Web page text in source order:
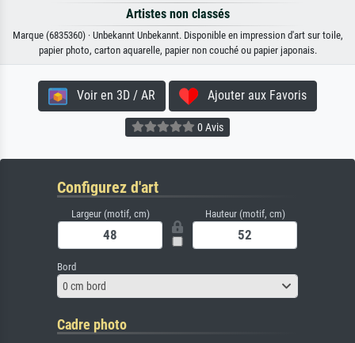
Artistes non classés
Marque (6835360) · Unbekannt Unbekannt. Disponible en impression d'art sur toile,
papier photo, carton aquarelle, papier non couché ou papier japonais.
Voir en 3D / AR Ajouter aux Favoris
0 Avis
Configurez d'art
Largeur (motif, cm) Hauteur (motif, cm)
Bord
0 cm bord
Cadre photo